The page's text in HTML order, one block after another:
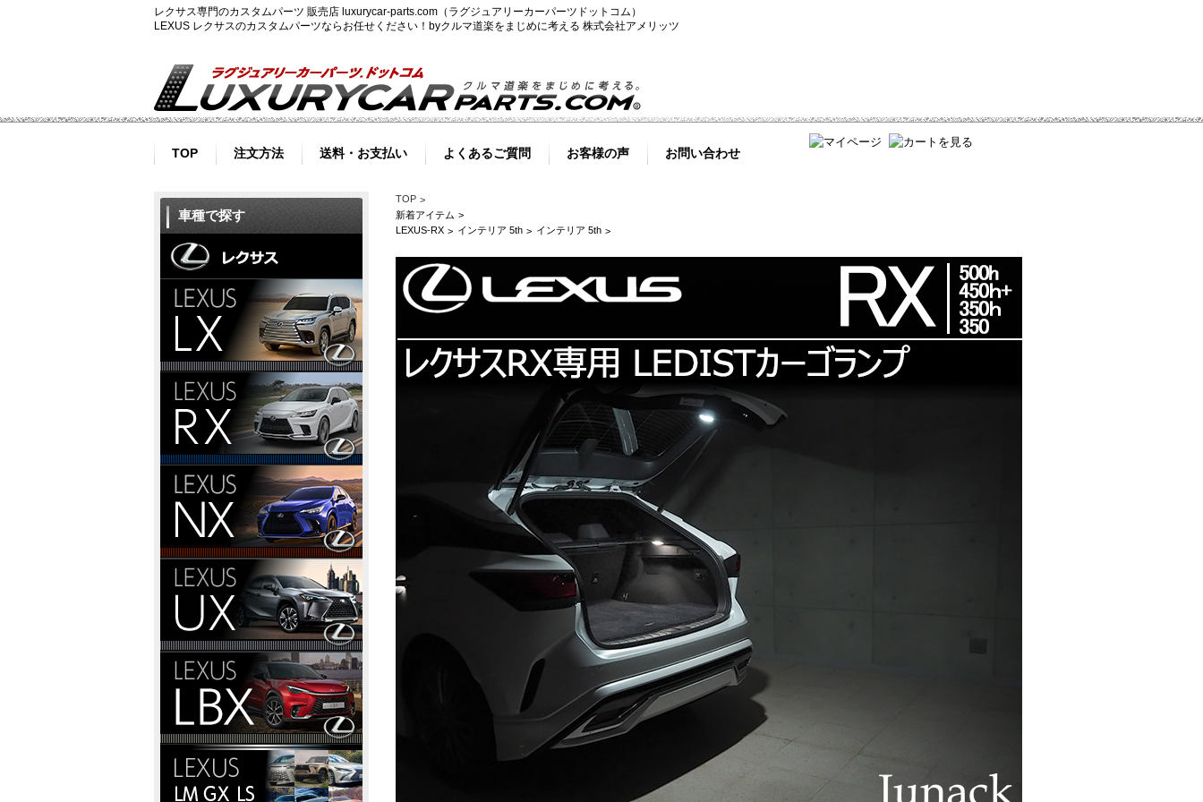
レクサス専門のカスタムパーツ 販売店 luxurycar-parts.com（ラグジュアリーカーパーツドットコム）
LEXUS レクサスのカスタムパーツならお任せください！byクルマ道楽をまじめに考える 株式会社アメリッツ
TOP 注文方法 送料・お支払い よくあるご質問 お客様の声 お問い合わせ
TOP
新着アイテム
LEXUS-RX
インテリア 5th インテリア 5th
車種で探す